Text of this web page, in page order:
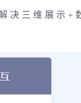
决三维展示+